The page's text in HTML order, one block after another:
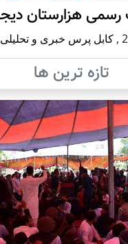
رسمی هزارستان
, کابل پرس خبری و تحلیلی
تازه ترین ها